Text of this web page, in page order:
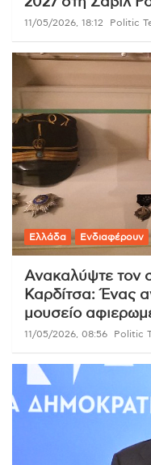
11/05/2026, 18:12 Politic
Ελλάδα Ενδιαφέρουν
Ανακαλύψτε τον
Καρδίτσα: Ένας
μουσείο
11/05/2026, 08:56 Politic